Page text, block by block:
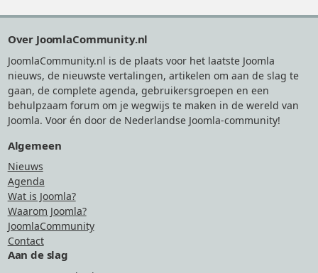
Over JoomlaCommunity.nl
JoomlaCommunity.nl is de plaats voor het laatste Joomla
nieuws, de nieuwste vertalingen, artikelen om aan de slag te
gaan, de complete agenda, gebruikersgroepen en een
behulpzaam forum om je wegwijs te maken in de wereld van
Joomla. Voor én door de Nederlandse Joomla-community!
Algemeen
Nieuws
Agenda
Wat is Joomla?
Waarom Joomla?
JoomlaCommunity
Contact
Aan de slag